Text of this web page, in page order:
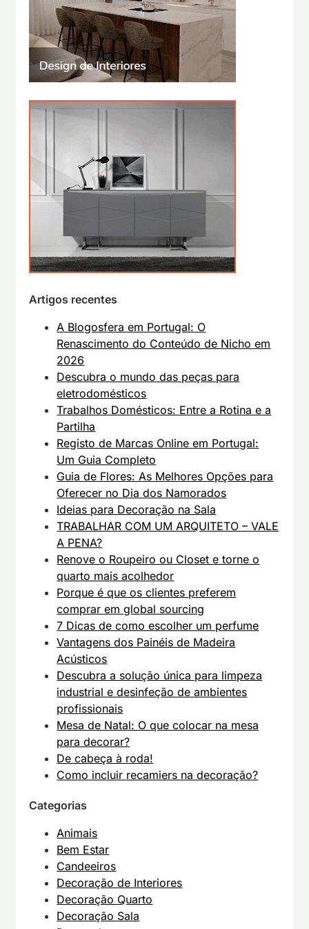
Artigos recentes
A Blogosfera em Portugal: O
Renascimento do Conteúdo de Nicho em
2026
Descubra o mundo das peças para
eletrodomésticos
Trabalhos Domésticos: Entre a Rotina e a
Partilha
Registo de Marcas Online em Portugal:
Um Guia Completo
Guia de Flores: As Melhores Opções para
Oferecer no Dia dos Namorados
Ideias para Decoração na Sala
TRABALHAR COM UM ARQUITETO – VALE
A PENA?
Renove o Roupeiro ou Closet e torne o
quarto mais acolhedor
Porque é que os clientes preferem
comprar em global sourcing
7 Dicas de como escolher um perfume
Vantagens dos Painéis de Madeira
Acústicos
Descubra a solução única para limpeza
industrial e desinfeção de ambientes
profissionais
Mesa de Natal: O que colocar na mesa
para decorar?
De cabeça à roda!
Como incluir recamiers na decoração?
Categorias
Animais
Bem Estar
Candeeiros
Decoração de Interiores
Decoração Quarto
Decoração Sala